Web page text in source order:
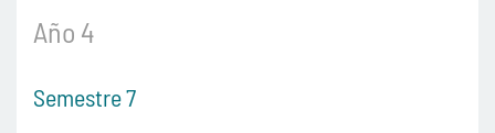
Año 4
Semestre 7